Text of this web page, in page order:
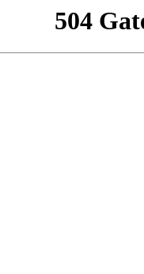
504